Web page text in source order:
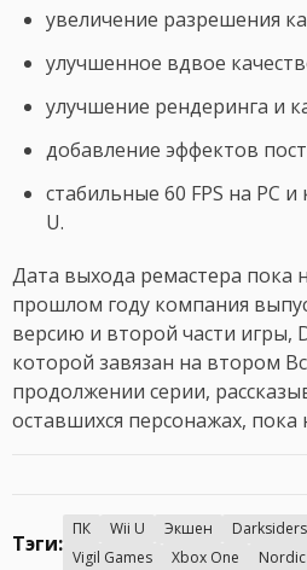
увеличение разрешения
улучшенное вдвое
улучшение рендеринга и
добавление эффектов
стабильные 60 FPS на PC и
U.
Дата выхода ремастера пока
прошлом году компания
версию и второй части игры,
которой завязан на втором
продолжении серии,
оставшихся персонажах, пока
Тэги:
ПК Wii U Экшен Darksiders
Vigil Games
Xbox One